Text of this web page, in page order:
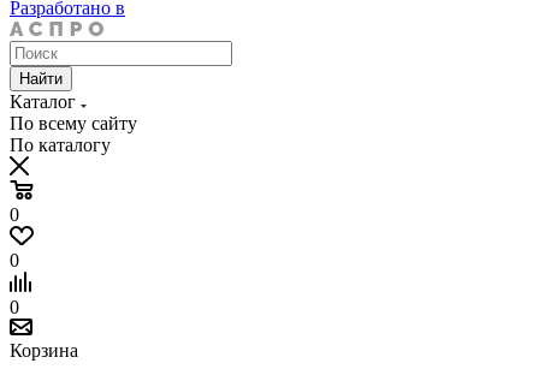
Разработано в
Найти
Каталог
По всему сайту
По каталогу
0
0
0
Корзина